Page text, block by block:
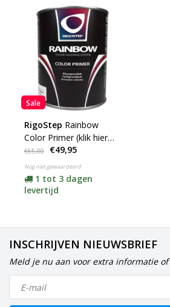
Sale
RigoStep Rainbow
Color Primer (klik hier
om kleur en inhoud te
kiezen)
€65,00 €49,95
Nog niet gewaardeerd
1 tot 3 dagen
levertijd
INSCHRIJVEN NIEUWSBRIEF
Meld je nu aan voor extra informatie